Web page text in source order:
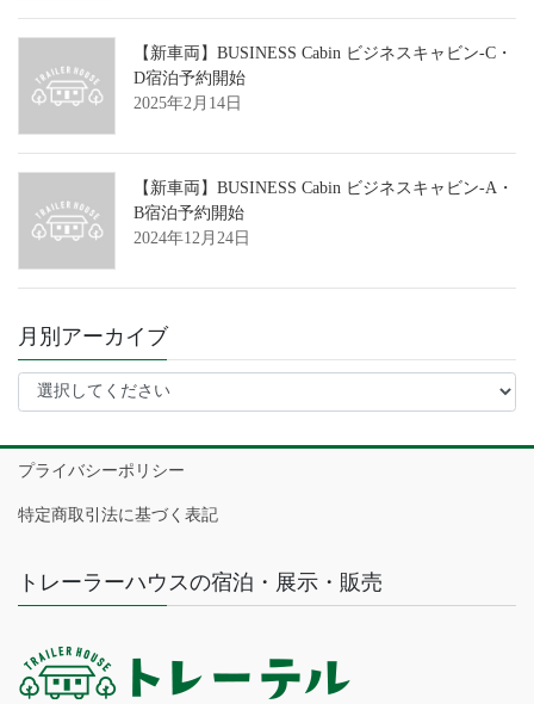
【新車両】BUSINESS Cabin ビジネスキャビン‐C・
D宿泊予約開始
2025年2月14日
【新車両】BUSINESS Cabin ビジネスキャビン‐A・
B宿泊予約開始
2024年12月24日
月別アーカイブ
プライバシーポリシー
特定商取引法に基づく表記
トレーラーハウスの宿泊・展示・販売